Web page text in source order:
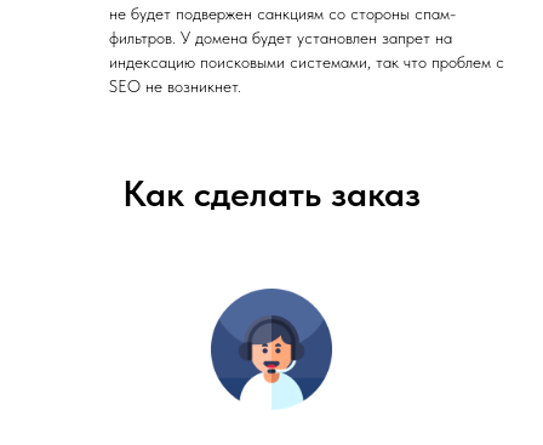
не будет подвержен санкциям со стороны спам-
фильтров. У домена будет установлен запрет на
индексацию поисковыми системами, так что проблем с
SEO не возникнет.
Как сделать заказ